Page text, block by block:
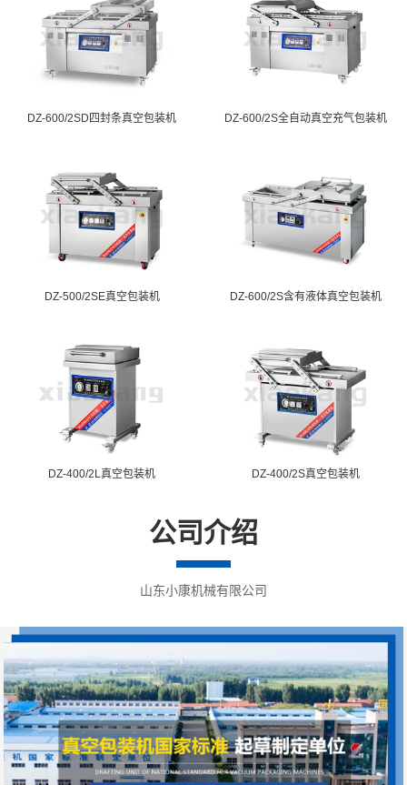
DZ-600/2SD四封条真空包装机 DZ-600/2S全自动真空充气包装机
DZ-500/2SE真空包装机 DZ-600/2S含有液体真空包装机
DZ-400/2L真空包装机 DZ-400/2S真空包装机
公司介绍
山东小康机械有限公司